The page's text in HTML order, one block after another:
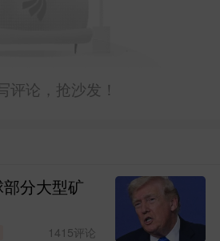
事、高管，拟套现0.89亿
高管，拟套现0.35亿
东减持
评论，抢沙发！
分大型矿
1415评论